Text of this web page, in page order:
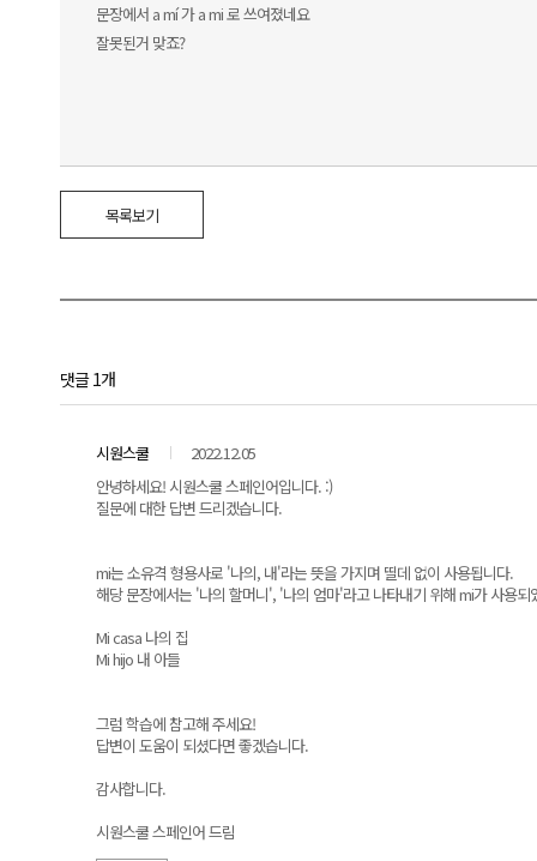
문장에서 a mí 가 a mi 로 쓰여졌네요
잘못된거 맞죠?
목록보기
댓글 1개
시원스쿨
2022.12.05
안녕하세요! 시원스쿨 스페인어입니다. :)
질문에 대한 답변 드리겠습니다.
mi는 소유격 형용사로 '나의, 내'라는 뜻을 가지며 띨데 없이 사용됩니다.
해당 문장에서는 '나의 할머니', '나의 엄마'라고 나타내기 위해 mi가 사용되
Mi casa 나의 집
Mi hijo 내 아들
그럼 학습에 참고해 주세요!
답변이 도움이 되셨다면 좋겠습니다.
감사합니다.
시원스쿨 스페인어 드림